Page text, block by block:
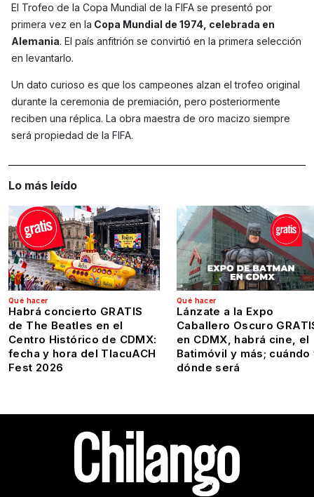
El Trofeo de la Copa Mundial de la FIFA se presentó por
primera vez en la Copa Mundial de 1974, celebrada en
Alemania. El país anfitrión se convirtió en la primera selección
en levantarlo.
Un dato curioso es que los campeones alzan el trofeo original
durante la ceremonia de premiación, pero posteriormente
reciben una réplica. La obra maestra de oro macizo siempre
será propiedad de la FIFA.
Lo más leído
Qué hacer
Habrá concierto GRATIS
de The Beatles en el
Centro Histórico de CDMX:
fecha y hora del TlacuACH
Fest 2026
Qué hacer
Lánzate a la Expo
Caballero Oscuro
en CDMX, habrá cine, el
Batimóvil y más; cuándo
dónde será